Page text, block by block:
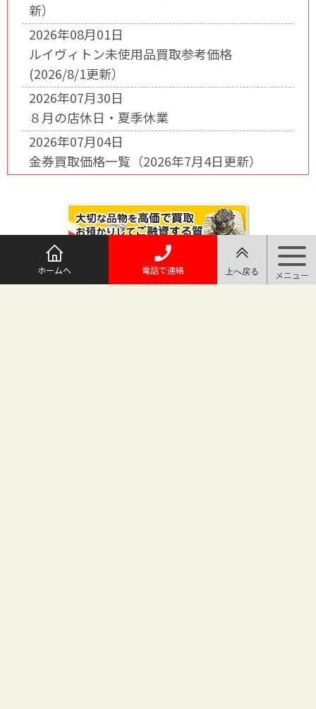
新）
2026年08月01日
ルイヴィトン未使用品買取参考価格
(2026/8/1更新）
2026年07月30日
８月の店休日・夏季休業
2026年07月04日
金券買取価格一覧（2026年7月4日更新）
ホームへ 電話で連絡